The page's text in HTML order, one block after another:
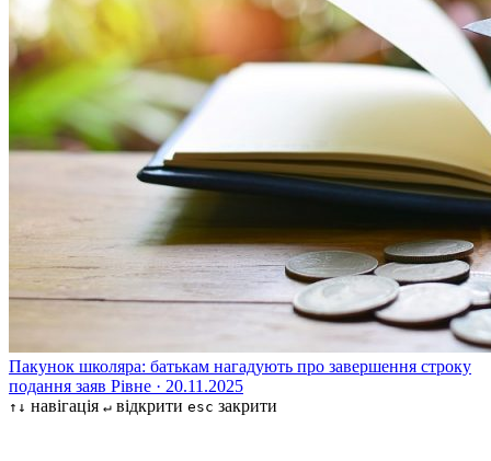
Пакунок школяра: батькам нагадують про завершення строку
подання заяв Рівне · 20.11.2025
↑↓ навігація ↵ відкрити esc закрити